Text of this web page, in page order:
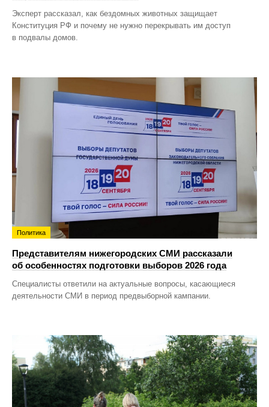
Эксперт рассказал, как бездомных животных защищает
Конституция РФ и почему не нужно перекрывать им доступ
в подвалы домов.
Политика
Представителям нижегородских СМИ рассказали
об особенностях подготовки выборов 2026 года
Специалисты ответили на актуальные вопросы, касающиеся
деятельности СМИ в период предвыборной кампании.